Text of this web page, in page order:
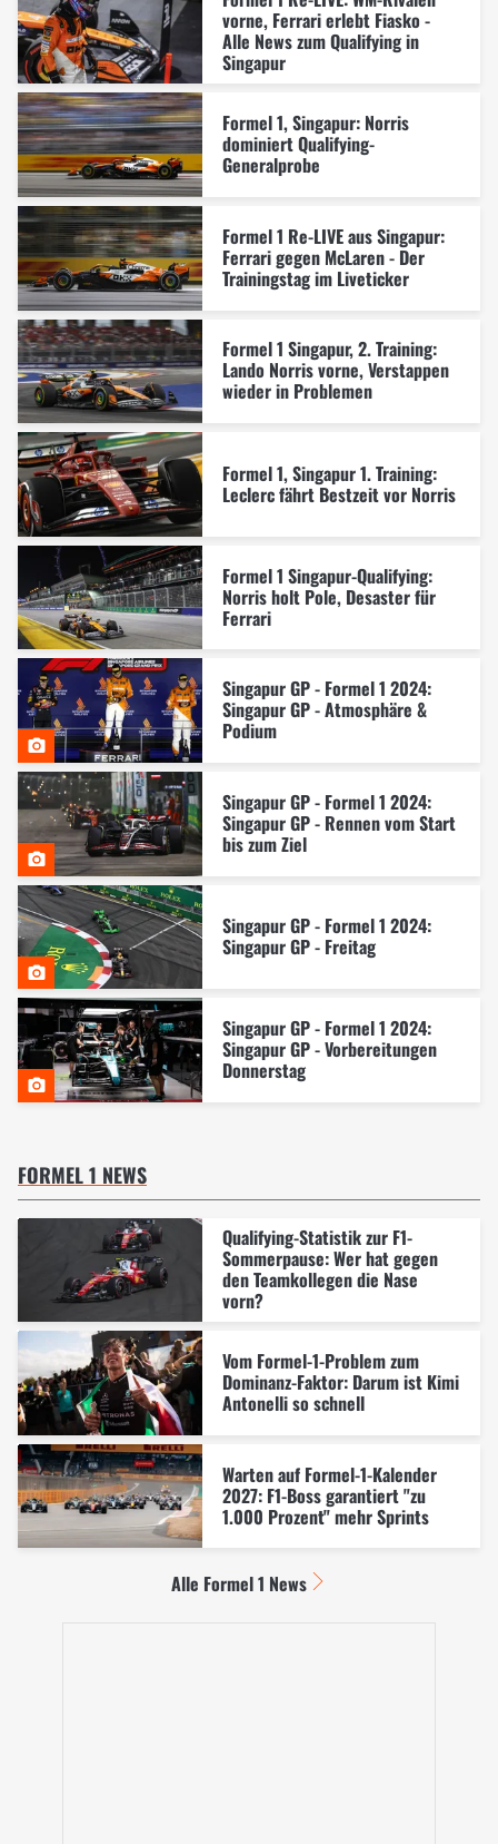
vorne, Ferrari erlebt Fiasko -
Alle News zum Qualifying in
Singapur
Formel 1, Singapur: Norris
dominiert Qualifying-
Generalprobe
Formel 1 Re-LIVE aus Singapur:
Ferrari gegen McLaren - Der
Trainingstag im Liveticker
Formel 1 Singapur, 2. Training:
Lando Norris vorne, Verstappen
wieder in Problemen
Formel 1, Singapur 1. Training:
Leclerc fährt Bestzeit vor Norris
Formel 1 Singapur-Qualifying:
Norris holt Pole, Desaster für
Ferrari
Singapur GP - Formel 1 2024:
Singapur GP - Atmosphäre &
Podium
Singapur GP - Formel 1 2024:
Singapur GP - Rennen vom Start
bis zum Ziel
Singapur GP - Formel 1 2024:
Singapur GP - Freitag
Singapur GP - Formel 1 2024:
Singapur GP - Vorbereitungen
Donnerstag
FORMEL 1 NEWS
Qualifying-Statistik zur F1-
Sommerpause: Wer hat gegen
den Teamkollegen die Nase
vorn?
Vom Formel-1-Problem zum
Dominanz-Faktor: Darum ist Kimi
Antonelli so schnell
Warten auf Formel-1-Kalender
2027: F1-Boss garantiert "zu
1.000 Prozent" mehr Sprints
Alle Formel 1 News